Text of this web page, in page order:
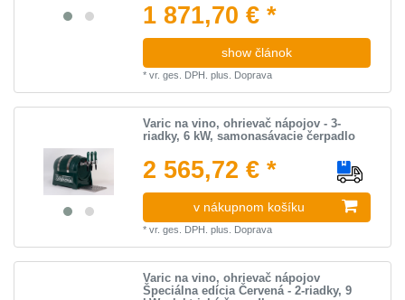
1 871,70 € *
show článok
*vr. ges. DPH. plus. Doprava
Varic na vino, ohrievač nápojov - 3-
riadky, 6 kW, samonasávacie čerpadlo
2 565,72 € *
v nákupnom košíku
*vr. ges. DPH. plus. Doprava
Varic na vino, ohrievač nápojov
Špeciálna edícia Červená - 2-riadky, 9